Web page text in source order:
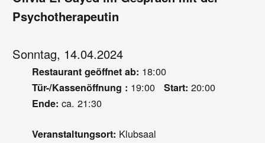
Psychotherapeutin
Sonntag, 14.04.2024
Restaurant geöffnet ab: 18:00
Tür-/Kassenöffnung : 19:00 Start: 20:00
Ende: ca. 21:30
Veranstaltungsort: Klubsaal